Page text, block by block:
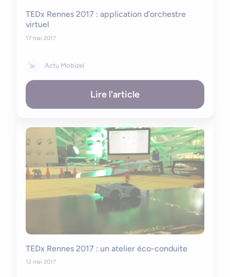
TEDx Rennes 2017 : application d’orchestre
virtuel
17 mai 2017
Actu Mobizel
Lire l'article
TEDx Rennes 2017 : un atelier éco-conduite
12 mai 2017